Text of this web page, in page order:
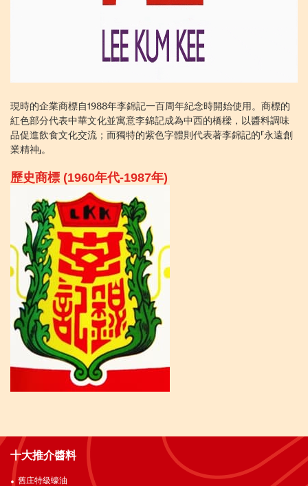
現時的企業商標自1988年李錦記一百周年紀念時開始使用。商標的
紅色部分代表中華文化並寓意李錦記成為中西的橋樑，以醬料調味
品促進飲食文化交流；而獨特的紫色字體則代表著李錦記的「永遠創
業精神」。
歷史商標 (1960年代-1987年)
十大推介醬料
舊庄特級蠔油